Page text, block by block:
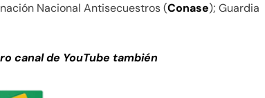
Nacional Antisecuestros (Conase); Guardia
canal de YouTube también